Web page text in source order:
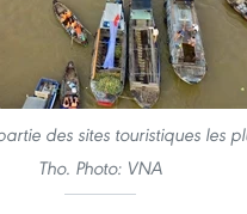
des sites touristiques les
Tho. Photo: VNA